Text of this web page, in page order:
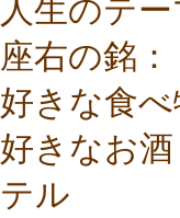
人生のテ
座右の銘
好きな食
好きなお
テル